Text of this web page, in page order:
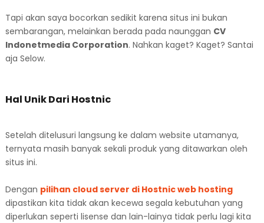
Tapi akan saya bocorkan sedikit karena situs ini bukan
sembarangan, melainkan berada pada naunggan CV
Indonetmedia Corporation. Nahkan kaget? Kaget? Santai
aja Selow.
Hal Unik Dari Hostnic
Setelah ditelusuri langsung ke dalam website utamanya,
ternyata masih banyak sekali produk yang ditawarkan oleh
situs ini.
Dengan pilihan cloud server di Hostnic web hosting
dipastikan kita tidak akan kecewa segala kebutuhan yang
diperlukan seperti lisense dan lain-lainya tidak perlu lagi kita